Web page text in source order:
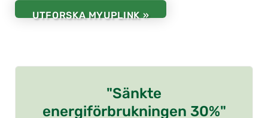
UTFORSKA MYUPLINK »
"Sänkte
energiförbrukningen 30%"